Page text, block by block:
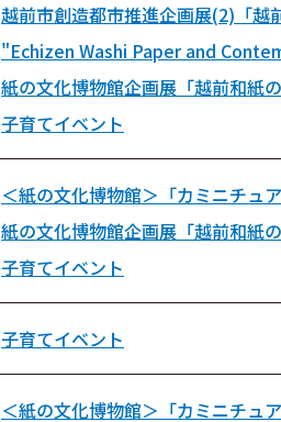
越前市創造都市推進企画展(2)「越
"Echizen Washi Paper and
紙の文化博物館企画展「越前和紙
子育てイベント
＜紙の文化博物館＞「カミニチュ
紙の文化博物館企画展「越前和紙
子育てイベント
子育てイベント
＜紙の文化博物館＞「カミニチュ